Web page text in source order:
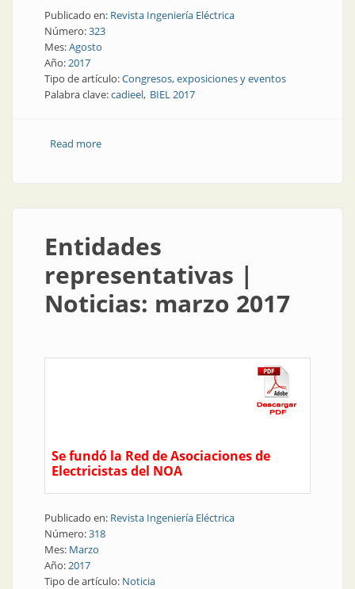
Publicado en: Revista Ingeniería Eléctrica
Número:323
Mes:Agosto
Año:2017
Tipo de artículo:Congresos, exposiciones y eventos
Palabra clave:cadieel BIEL 2017
Read moreabout Electrotecnia | El mes que viene: BIEL
Entidades
representativas |
Noticias: marzo 2017
Se fundó la Red de Asociaciones de
Electricistas del NOA
Publicado en: Revista Ingeniería Eléctrica
Número:318
Mes: Marzo
Año:2017
Tipo de artículo: Noticia